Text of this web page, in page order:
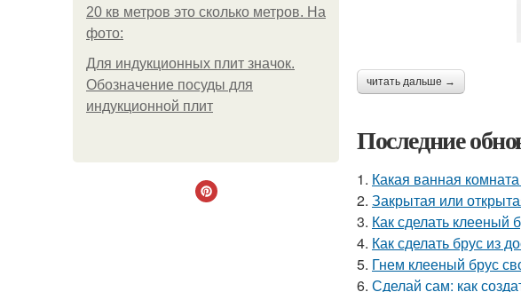
20 кв метров это сколько метров. На
фото:
Для индукционных плит значок.
Обозначение посуды для
индукционной плит
читать дальше →
Последние
1. Какая ванная
2. Закрытая или
3. Как сделать клееный
4. Как сделать брус из
5. Гнем клееный брус
6. Сделай сам: как